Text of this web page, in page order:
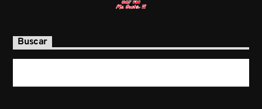
Buscar